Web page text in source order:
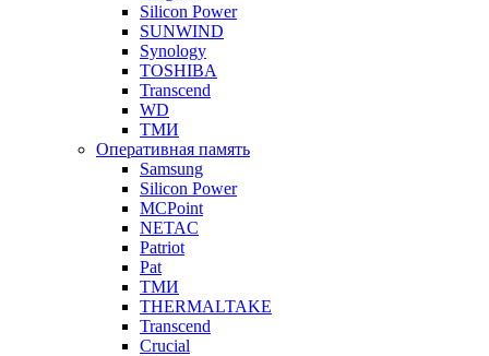
Silicon Power
SUNWIND
Synology
TOSHIBA
Transcend
WD
ТМИ
Оперативная память
Samsung
Silicon Power
MCPoint
NETAC
Patriot
Pat
ТМИ
THERMALTAKE
Transcend
Crucial